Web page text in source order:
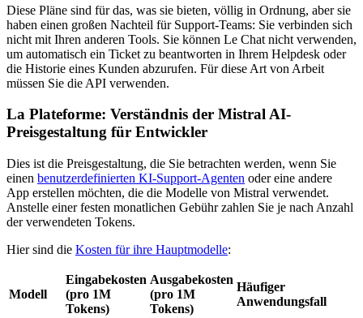
Diese Pläne sind für das, was sie bieten, völlig in Ordnung, aber sie
haben einen großen Nachteil für Support-Teams: Sie verbinden sich
nicht mit Ihren anderen Tools. Sie können Le Chat nicht verwenden,
um automatisch ein Ticket zu beantworten in Ihrem Helpdesk oder
die Historie eines Kunden abzurufen. Für diese Art von Arbeit
müssen Sie die API verwenden.
La Plateforme: Verständnis der Mistral AI-
Preisgestaltung für Entwickler
Dies ist die Preisgestaltung, die Sie betrachten werden, wenn Sie
einen benutzerdefinierten KI-Support-Agenten oder eine andere
App erstellen möchten, die die Modelle von Mistral verwendet.
Anstelle einer festen monatlichen Gebühr zahlen Sie je nach Anzahl
der verwendeten Tokens.
Hier sind die Kosten für ihre Hauptmodelle:
Modell
Eingabekosten
(pro 1M
Tokens)
Ausgabekosten
(pro 1M
Tokens)
Häufiger
Anwendungsfall